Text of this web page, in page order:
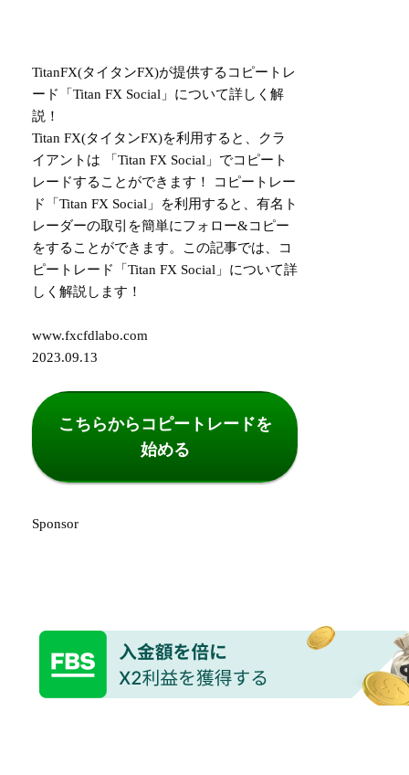
TitanFX(タイタンFX)が提供するコピートレ
ード「Titan FX Social」について詳しく解
説！
Titan FX(タイタンFX)を利用すると、クラ
イアントは 「Titan FX Social」でコピート
レードすることができます！ コピートレー
ド「Titan FX Social」を利用すると、有名ト
レーダーの取引を簡単にフォロー&コピー
をすることができます。この記事では、コ
ピートレード「Titan FX Social」について詳
しく解説します！
www.fxcfdlabo.com
2023.09.13
こちらからコピートレードを
始める
Sponsor